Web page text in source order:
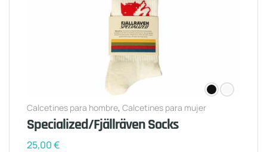
Calcetines para hombre, Calcetines para mujer
Specialized/Fjällräven Socks
25,00€